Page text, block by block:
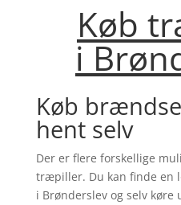
Køb
i
Køb
hent selv
Der er flere forskellige
træpiller. Du kan finde en
i Brønderslevog selv køre